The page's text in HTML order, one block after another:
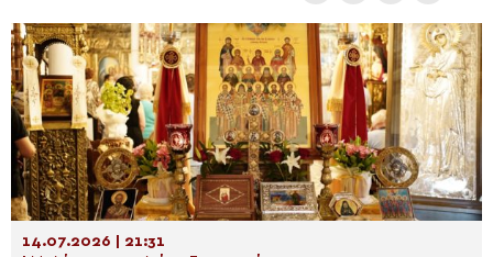
14.07.2026 | 21:31